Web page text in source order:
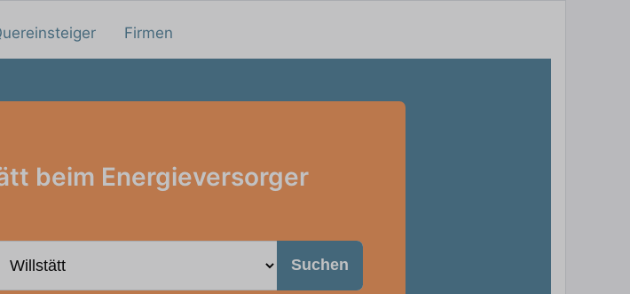
Firmen
beim Energieversorger
Suchen